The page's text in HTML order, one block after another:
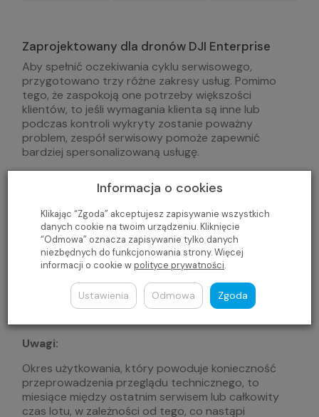
Zaprojektowany dla dronów DJI Enterprise
Aby spełnić oczekiwania cyklu serwisowego,
przygotowano trzy różne zakresy usług. Pomimo
tego, że zaspokoją one potrzeby większości
klientów, to jeśli wymagania klienta są inne lub
podczas kontroli wykryty zostanie poważny
problem, zespół serwisowy pomoże zapewnić
bardziej spersonalizowaną usługę.
Uwagi:
Okres użytkowania, który powoduje konieczność
przeprowadzenia przeglądu technicznego, to
miesiące między ostatnim serwisem lub całkowity
czas lotu, w zależności od tego, co nastąpi
Informacja o cookies
Klikając “Zgoda” akceptujesz zapisywanie wszystkich
danych cookie na twoim urządzeniu. Kliknięcie
“Odmowa” oznacza zapisywanie tylko danych
niezbędnych do funkcjonowania strony. Więcej
informacji o cookie wpolityce prywatności.
Ustawienia Odmowa Zgoda